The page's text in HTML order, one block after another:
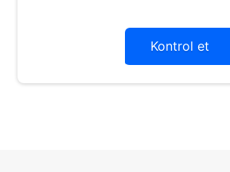
Kontrol et